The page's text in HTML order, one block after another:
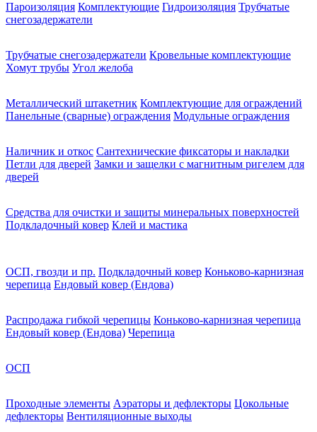
Пароизоляция Комплектующие Гидроизоляция Трубчатые
снегозадержатели
Трубчатые снегозадержатели Кровельные комплектующие
Хомут трубы Угол желоба
Металлический штакетник Комплектующие для ограждений
Панельные (сварные) ограждения Модульные ограждения
Наличник и откос Сантехнические фиксаторы и накладки
Петли для дверей Замки и защелки с магнитным ригелем для
дверей
Средства для очистки и защиты минеральных поверхностей
Подкладочный ковер Клей и мастика
ОСП, гвозди и пр. Подкладочный ковер Коньково-карнизная
черепица Ендовый ковер (Ендова)
Распродажа гибкой черепицы Коньково-карнизная черепица
Ендовый ковер (Ендова) Черепица
ОСП
Проходные элементы Аэраторы и дефлекторы Цокольные
дефлекторы Вентиляционные выходы